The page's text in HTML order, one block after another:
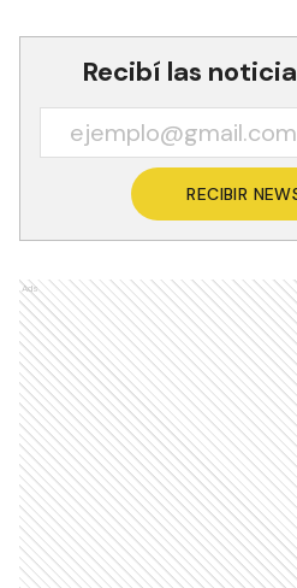
Recibí las
RECIBIR
Ads